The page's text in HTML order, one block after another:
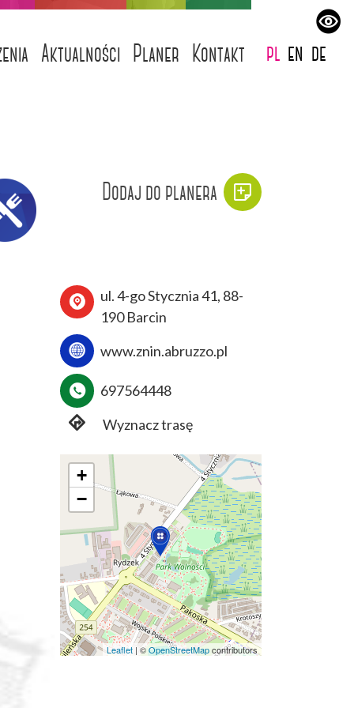
Aktualności Planer Kontakt pl en de
Dodaj do planera
ul. 4-go Stycznia 41, 88-
190 Barcin
www.znin.abruzzo.pl
697564448
Wyznacz trasę
+
−
Leaflet | ©OpenStreetMapcontributors